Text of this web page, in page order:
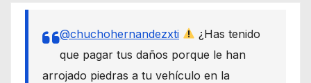
@chuchohernandezxti
¿Has tenido
que pagar tus daños porque le han
arrojado piedras a tu vehículo en la